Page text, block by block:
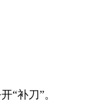
“补刀”。